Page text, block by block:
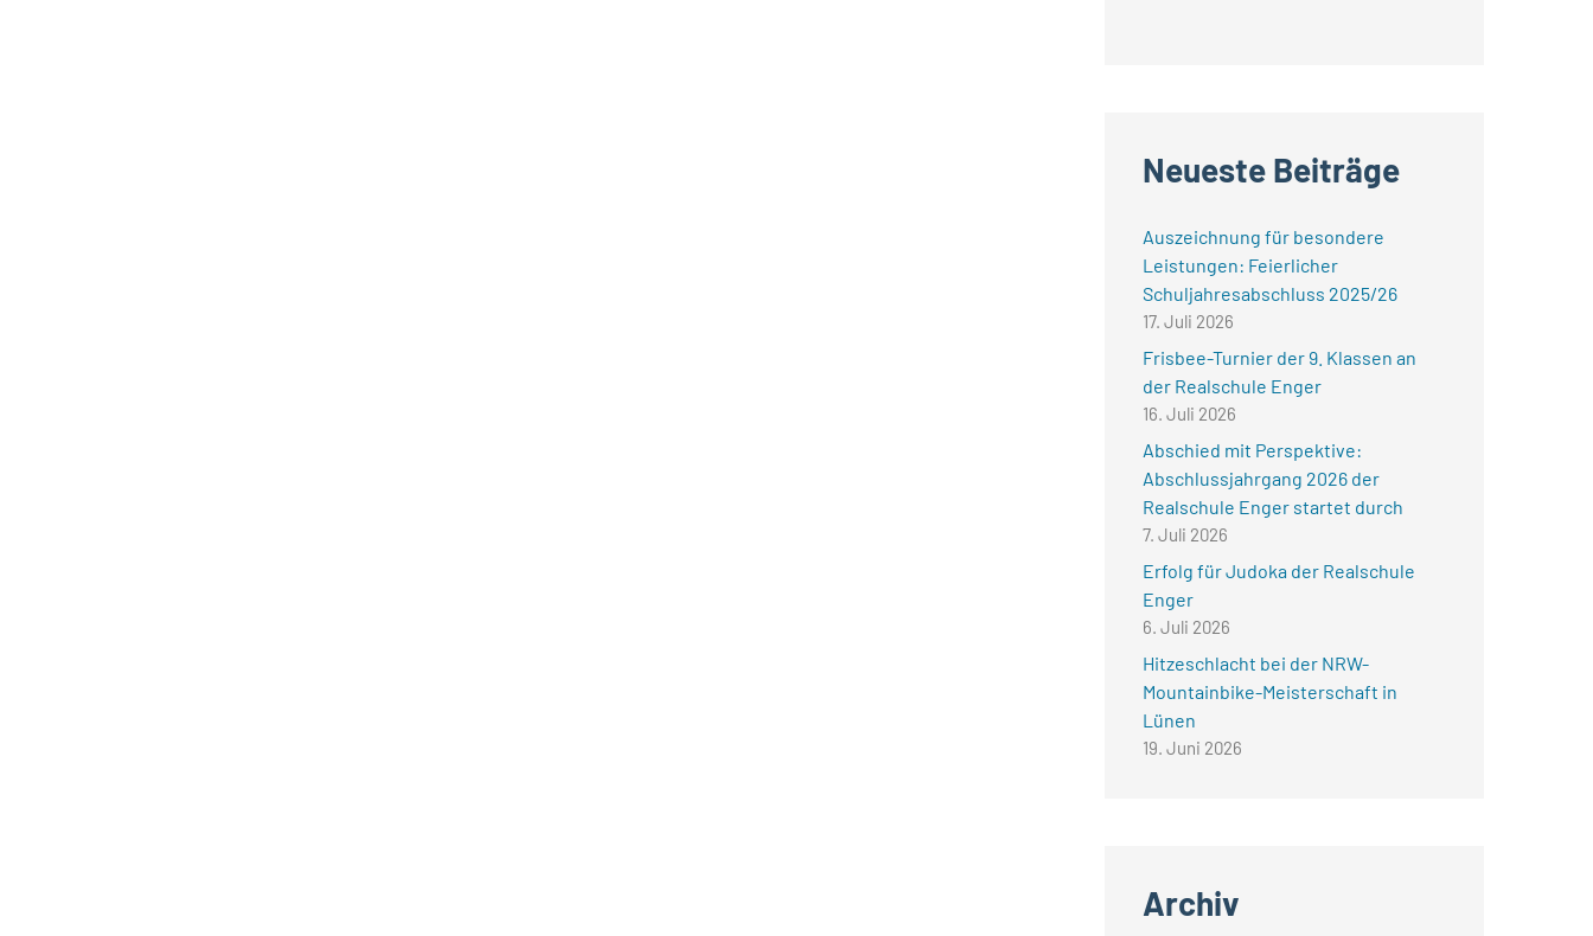
Neueste Beiträge
Auszeichnung für besondere
Leistungen: Feierlicher
Schuljahresabschluss 2025/26
17. Juli 2026
Frisbee-Turnier der 9. Klassen an
der Realschule Enger
16. Juli 2026
Abschied mit Perspektive:
Abschlussjahrgang 2026 der
Realschule Enger startet durch
7. Juli 2026
Erfolg für Judoka der Realschule
Enger
6. Juli 2026
Hitzeschlacht bei der NRW-
Mountainbike-Meisterschaft in
Lünen
19. Juni 2026
Archiv